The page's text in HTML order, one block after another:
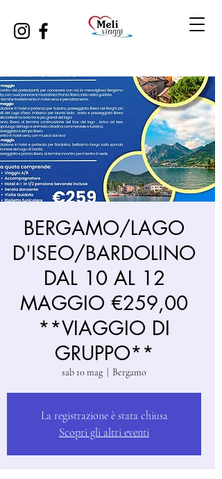
BERGAMO/LAGO
D'ISEO/BARDOLINO
DAL 10 AL 12
MAGGIO €259,00
**VIAGGIO DI
GRUPPO**
sab 10 mag Bergamo
La registrazione è stata chiusa
Scopri gli altri eventi